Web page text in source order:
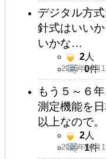
デジタル方
針式はいい
いかな…
2026年06月
2人
0件
もう５～６
測定機能を
以上なので。
2026年06月
2人
1件